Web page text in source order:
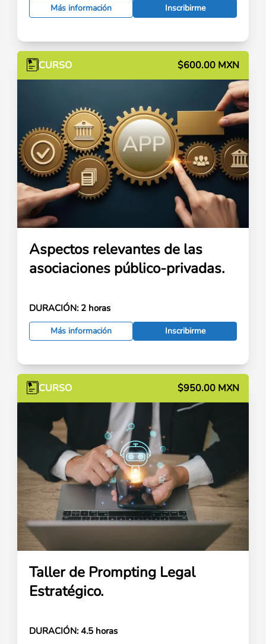
Más información Inscribirme
CURSO $600.00 MXN
Aspectos relevantes de las
asociaciones público-privadas.
DURACIÓN: 2 horas
Más información Inscribirme
CURSO $950.00 MXN
Taller de Prompting Legal
Estratégico.
DURACIÓN: 4.5 horas